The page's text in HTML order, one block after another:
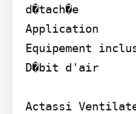
d�tach�e
Application
Equipement
D�bit d'air
Actassi